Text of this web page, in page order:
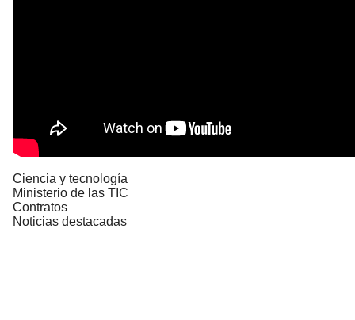
Ciencia y tecnología
Ministerio de las TIC
Contratos
Noticias destacadas